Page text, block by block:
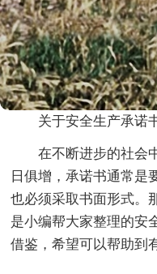
关于安全生产承诺
在不断进步的社会
日俱增，承诺书通常是
也必须采取书面形式。
是小编帮大家整理的安
借鉴，希望可以帮助到